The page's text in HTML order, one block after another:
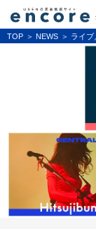
TOP NEWS ライブ